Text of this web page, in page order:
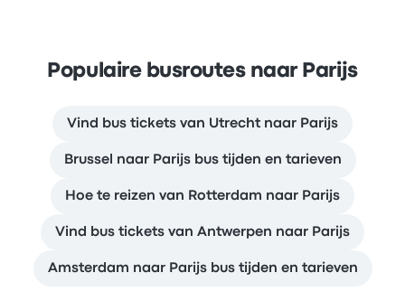
Populaire busroutes naar Parijs
Vind bus tickets van Utrecht naar Parijs
Brussel naar Parijs bus tijden en tarieven
Hoe te reizen van Rotterdam naar Parijs
Vind bus tickets van Antwerpen naar Parijs
Amsterdam naar Parijs bus tijden en tarieven